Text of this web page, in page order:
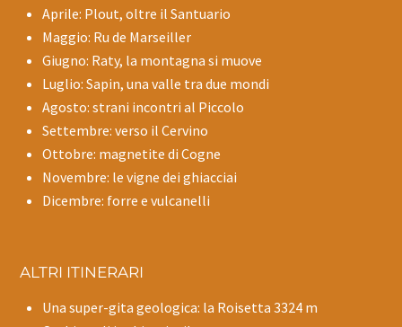
Aprile: Plout, oltre il Santuario
Maggio: Ru de Marseiller
Giugno: Raty, la montagna si muove
Luglio: Sapin, una valle tra due mondi
Agosto: strani incontri al Piccolo
Settembre: verso il Cervino
Ottobre: magnetite di Cogne
Novembre: le vigne dei ghiacciai
Dicembre: forre e vulcanelli
ALTRI ITINERARI
Una super-gita geologica: la Roisetta 3324 m